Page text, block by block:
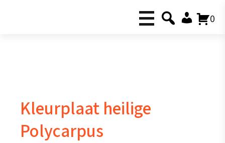
0
Kleurplaat heilige
Polycarpus